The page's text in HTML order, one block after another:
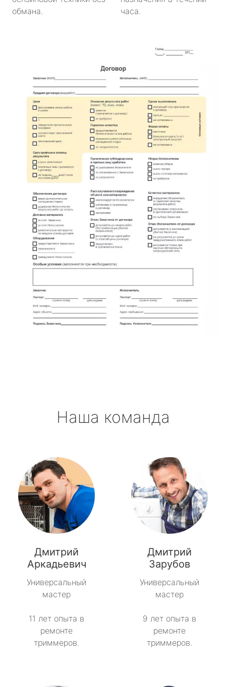
обмана.
часа.
Наша команда
Дмитрий
Аркадьевич
Универсальный
мастер
11 лет опыта в
ремонте
триммеров.
Дмитрий
Зарубов
Универсальный
мастер
9 лет опыта в
ремонте
триммеров.